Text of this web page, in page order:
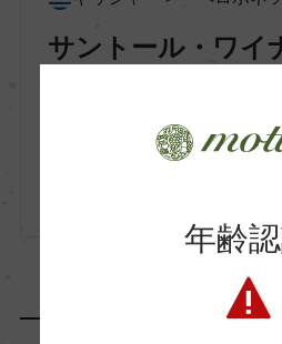
パトリニア 60%/スタフィロ
サントール・ワイ
年齢